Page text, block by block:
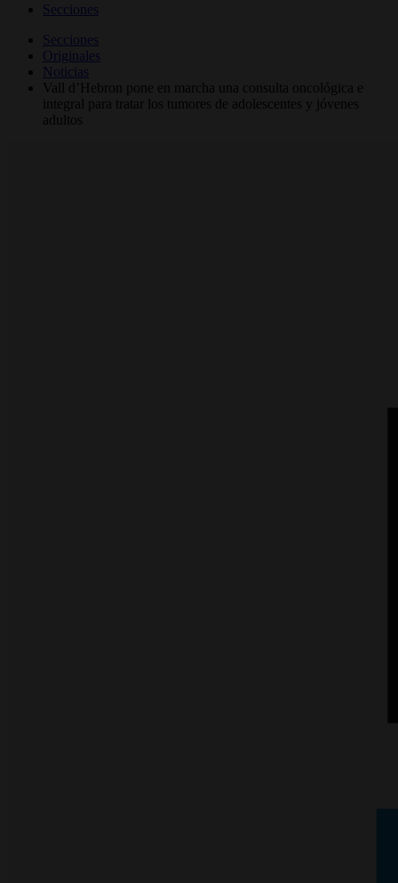
Secciones
Secciones
Originales
Noticias
Vall d’Hebron pone en marcha una consulta oncológica e
integral para tratar los tumores de adolescentes y jóvenes
adultos